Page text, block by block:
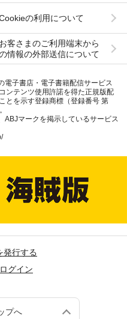
の利用について
お客さまのご利用端末から
情報の外部送信について
電子書店・電子書籍配信サービス
ンテンツ使用許諾を得た正規版配
とを示す登録商標（登録番号 第
ABJマークを掲示しているサービス
発行する
グイン
プへ